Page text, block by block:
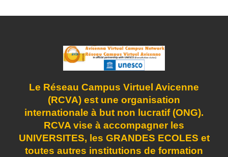
Le Réseau Campus Virtuel Avicenne
(RCVA) est une organisation
internationale à but non lucratif (ONG).
RCVA vise à accompagner les
UNIVERSITES, les GRANDES ECOLES et
toutes autres institutions de formation